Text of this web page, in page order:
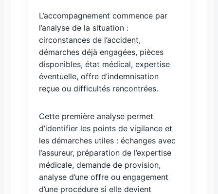
L’accompagnement commence par
l’analyse de la situation :
circonstances de l’accident,
démarches déjà engagées, pièces
disponibles, état médical, expertise
éventuelle, offre d’indemnisation
reçue ou difficultés rencontrées.
Cette première analyse permet
d’identifier les points de vigilance et
les démarches utiles : échanges avec
l’assureur, préparation de l’expertise
médicale, demande de provision,
analyse d’une offre ou engagement
d’une procédure si elle devient